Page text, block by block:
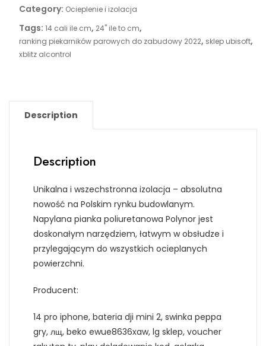
Category: Ocieplenie i izolacja
Tags: 14 cali ile cm, 24'' ile to cm,
ranking piekarników parowych do zabudowy 2022, sklep ubisoft,
xblitz alcontrol
Description
Description
Unikalna i wszechstronna izolacja – absolutna
nowość na Polskim rynku budowlanym.
Napylana pianka poliuretanowa Polynor jest
doskonałym narzędziem, łatwym w obsłudze i
przylegającym do wszystkich ocieplanych
powierzchni.
Producent:
14 pro iphone, bateria dji mini 2, swinka peppa
gry, лщ, beko ewue8636xaw, lg sklep, voucher